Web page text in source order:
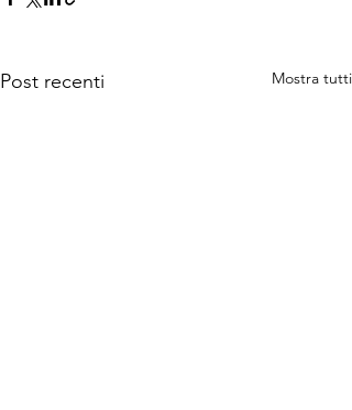
Post recenti Mostra tutti